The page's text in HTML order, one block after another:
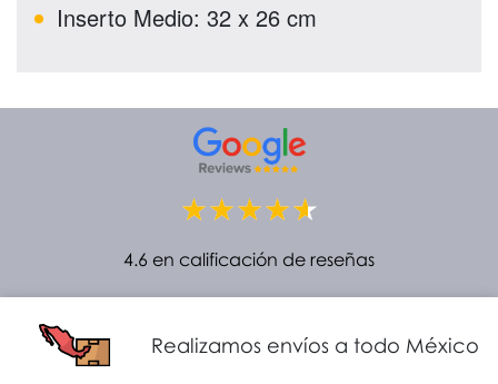
Inserto Medio: 32 x 26 cm
4.6 en calificación de reseñas
Realizamos envíos a todo México